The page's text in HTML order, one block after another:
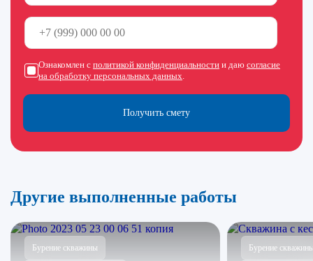
Получить смету
Ознакомлен с политикой конфиденциальности и даю согласие
на обработку персональных данных.
Другие выполненные работы
Бурение скважины Бурение